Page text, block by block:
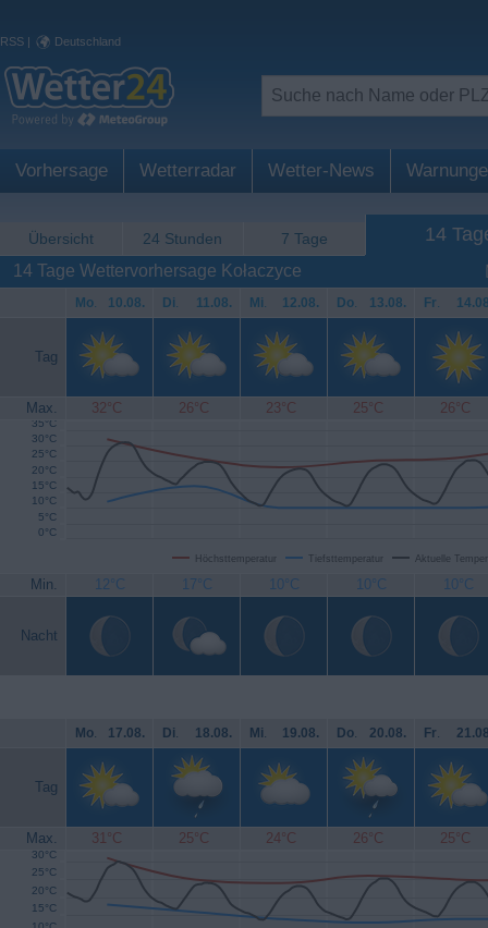
RSS | Deutschland
Vorhersage Wetterradar Wetter-News
Übersicht 24 Stunden 7 Tage 14
14 Tage Wettervorhersage Kołaczyce
Mo. 10.08. Di. 11.08. Mi. 12.08. Do. 13.08. Fr.
Tag
Max. 32°C 26°C 23°C 25°C 26°C
Höchsttemperatur Tiefsttemperatur Aktuelle
0°C
5°C
10°C
15°C
20°C
25°C
30°C
35°C
Min. 12°C 17°C 10°C 10°C 10°C
Nacht
Mo. 17.08. Di. 18.08. Mi. 19.08. Do. 20.08. Fr.
Tag
Max. 31°C 25°C 24°C 26°C 25°C
15°C
20°C
25°C
30°C